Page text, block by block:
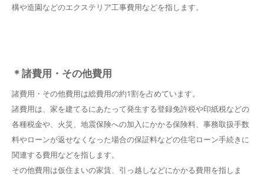
構や造園などのエクステリア工事費用などを指します。
＊諸費用・その他費用
諸費用・その他費用は総費用の約1割を占めています。
諸費用は、家を建てるにあたって発生する登録免許税や印紙税などの
各種税金や、火災、地震保険への加入にかかる保険料、事務取扱手数
料やローンが返せなくなった場合の保証料などの住宅ローン手続きに
関連する費用などを指します。
その他費用は仮住まいの家賃、引っ越しなどにかかる費用を指しま